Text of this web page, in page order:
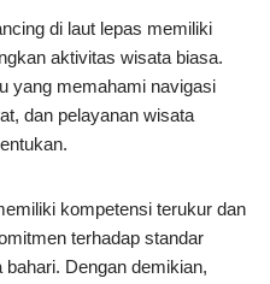
di laut lepas memiliki
aktivitas wisata biasa.
yang memahami navigasi
dan pelayanan wisata
kompetensi terukur dan
terhadap standar
Dengan demikian,